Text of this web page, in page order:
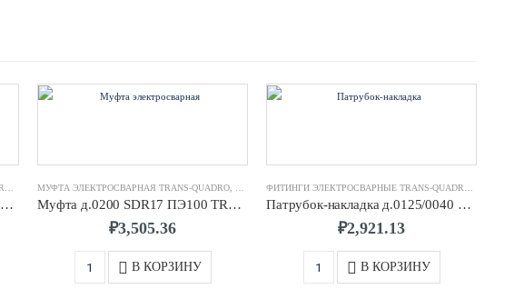
ФИТИНГИ ЭЛЕКТРОСВАРНЫЕ TRANS-QUADRO
Тройник редукционный д.0125/0110 SDR11 ПЭ100 TRANS-QUADRO
МУФТА ЭЛЕКТРОСВАРНАЯ TRANS-QUADRO ФИТИНГИ ЭЛЕКТРОСВАРНЫЕ TRANS-QUADRO
Муфта д.0200 SDR17 ПЭ100 TRANS-QUADRO
₽3,505.36
В КОРЗИНУ
Патрубок-накладка д.0125/0040 SDR11 ПЭ100 TRANS-QUADRO
₽2,921.13
В КОРЗИНУ